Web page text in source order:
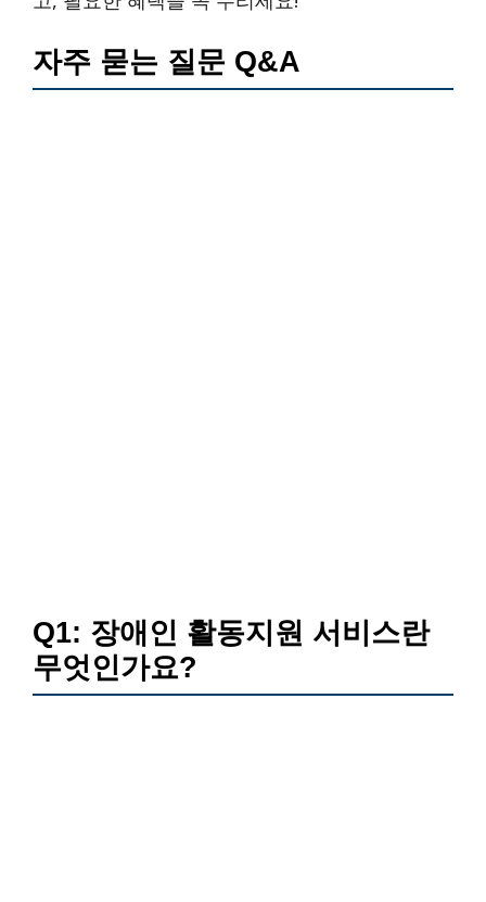
자주 묻는 질문 Q&A
Q1: 장애인 활동지원 서비스란
무엇인가요?